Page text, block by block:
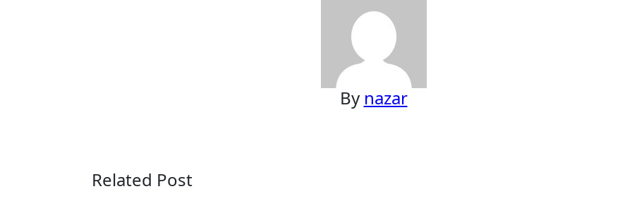
By nazar
Related Post